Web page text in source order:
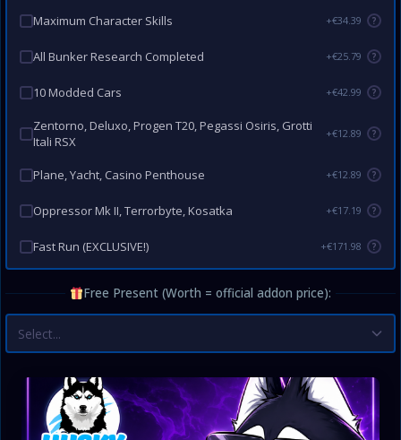
Maximum Character Skills +€34.39 ?
All Bunker Research Completed +€25.79 ?
10 Modded Cars +€42.99 ?
Zentorno, Deluxo, Progen T20, Pegassi Osiris, Grotti
Itali RSX
+€12.89 ?
Plane, Yacht, Casino Penthouse +€12.89 ?
Oppressor Mk II, Terrorbyte, Kosatka +€17.19 ?
Fast Run (EXCLUSIVE!) +€171.98 ?
Free Present (Worth = official addon price):
Select...